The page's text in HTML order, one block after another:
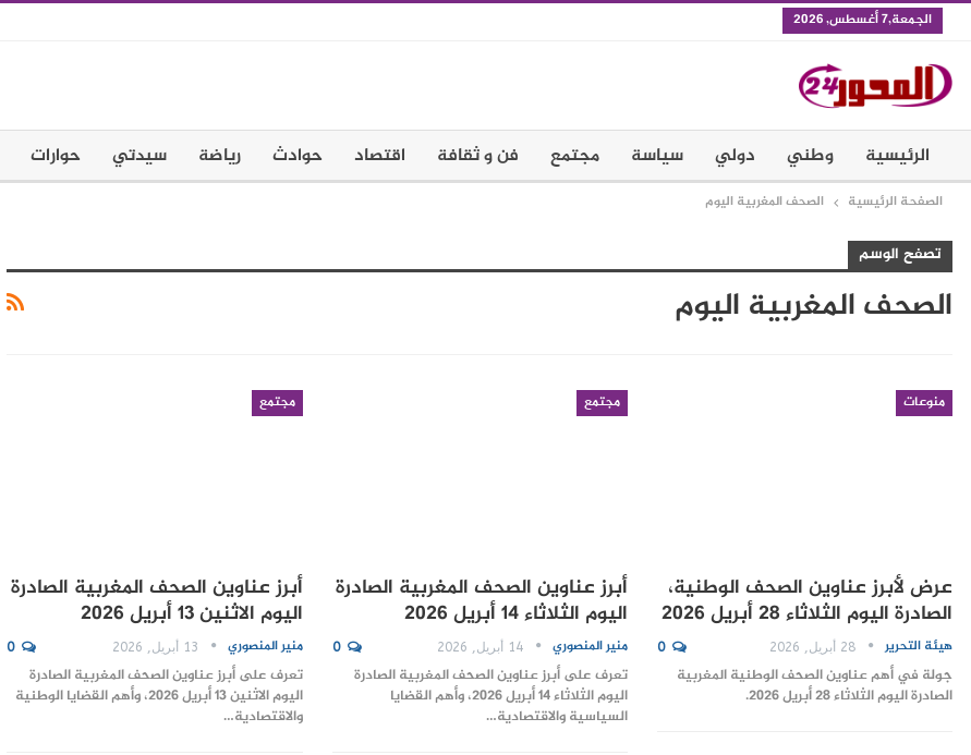
الجمعة,7 أغسطس, 2026
الرئيسية وطني دولي سياسة مجتمع فن و ثقافة اقتصاد حوادث رياضة سيدتي حوارات
الصفحة الرئيسية الصحف المغربية اليوم
تصفح الوسم
الصحف المغربية اليوم
منوعات
عرض لأبرز عناوين الصحف الوطنية،
الصادرة اليوم الثلاثاء 28 أبريل 2026
هيئة التحرير 28 أبريل, 2026 0
جولة في أهم عناوين الصحف الوطنية المغربية
الصادرة اليوم الثلاثاء 28 أبريل 2026.
مجتمع
أبرز عناوين الصحف المغربية الصادرة
اليوم الثلاثاء 14 أبريل 2026
منير المنصوري 14 أبريل, 2026 0
تعرف على أبرز عناوين الصحف المغربية الصادرة
اليوم الثلاثاء 14 أبريل 2026، وأهم القضايا
السياسية والاقتصادية…
مجتمع
أبرز عناوين الصحف المغربية الصادرة
اليوم الاثنين 13 أبريل 2026
منير المنصوري 13 أبريل, 2026 0
تعرف على أبرز عناوين الصحف المغربية الصادرة
اليوم الاثنين 13 أبريل 2026، وأهم القضايا الوطنية
والاقتصادية…